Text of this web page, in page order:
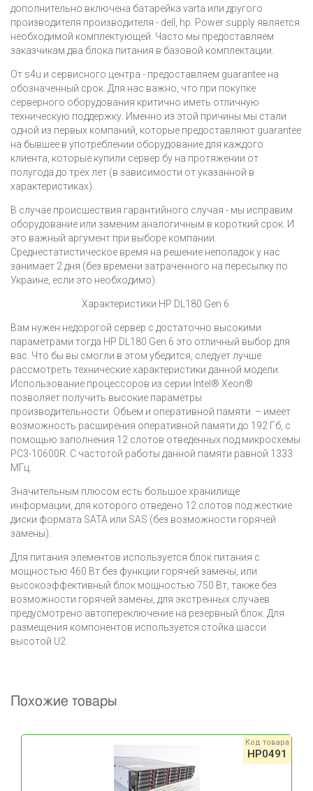
дополнительно включена батарейка varta или другого
производителя производителя - dell, hp. Power supply является
необходимой комплектующей. Часто мы предоставляем
заказчикам два блока питания в базовой комплектации.
От s4u и сервисного центра - предоставляем guarantee на
обозначенный срок. Для нас важно, что при покупке
серверного оборудования критично иметь отличную
техническую поддержку. Именно из этой причины мы стали
одной из первых компаний, которые предоставляют guarantee
на бывшее в употреблении оборудование для каждого
клиента, которые купили сервер бу на протяжении от
полугода до трех лет (в зависимости от указанной в
характеристиках).
В случае происшествия гарантийного случая - мы исправим
оборудование или заменим аналогичным в короткий срок. И
это важный аргумент при выборе компании.
Среднестатистическое время на решение неполадок у нас
занимает 2 дня (без времени затраченного на пересылку по
Украине, если это необходимо).
Характеристики HP DL180 Gen 6.
Вам нужен недорогой сервер с достаточно высокими
параметрами тогда HP DL180 Gen 6 это отличный выбор для
вас. Что бы вы смогли в этом убедится, следует лучше
рассмотреть технические характеристики данной модели.
Использование процессоров из серии Intel® Xeon®
позволяет получить высокие параметры
производительности. Объем и оперативной памяти – имеет
возможность расширения оперативной памяти до 192 Гб, с
помощью заполнения 12 слотов отведенных под микросхемы
PC3-10600R. С частотой работы данной памяти равной 1333
МГц.
Значительным плюсом есть большое хранилище
информации, для которого отведено 12 слотов под жесткие
диски формата SATA или SAS (без возможности горячей
замены).
Для питания элементов используется блок питания с
мощностью 460 Вт без функции горячей замены, или
высокоэффективный блок мощностью 750 Вт, также без
возможности горячей замены, для экстренных случаев
предусмотрено автопереключение на резервный блок. Для
размещения компонентов используется стойка шасси
высотой U2.
Похожие товары
Код товара
HP0491